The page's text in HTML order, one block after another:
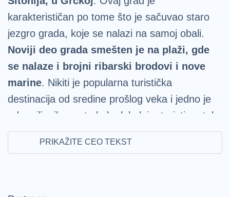
karakterističan po tome što je sačuvao staro
jezgro grada, koje se nalazi na samoj obali.
Noviji deo grada smešten je na plaži, gde
se nalaze i brojni ribarski brodovi i nove
marine. Nikiti je popularna turistička
destinacija od sredine prošlog veka i jedno je
od omiljenih mesta kako lokalnim turistima tako
i trancima.Ukoliko i vi želite da obiđete ovo
grčko mestašce, pogledajte neke od
PRIKAŽITE CEO TEKST